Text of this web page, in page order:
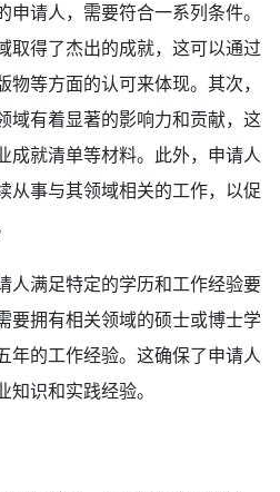
请人，需要符合一系列条件。
取得了杰出的成就，这可以通过
等方面的认可来体现。其次，
域有着显著的影响力和贡献，这
成就清单等材料。此外，申请人
从事与其领域相关的工作，以促
人满足特定的学历和工作经验要
要拥有相关领域的硕士或博士学
年的工作经验。这确保了申请人
识和实践经验。